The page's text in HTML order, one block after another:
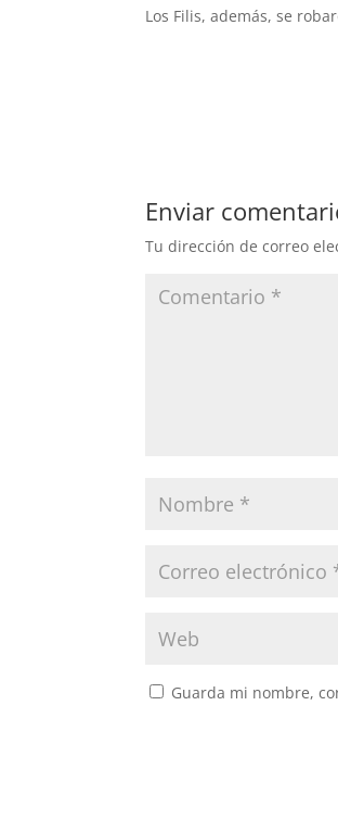
Los Filis, además, se
Enviar
Tu dirección de correo
Guarda mi nombre,